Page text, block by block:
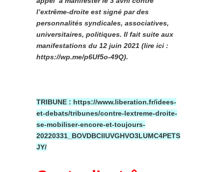
l’extrême-droite est signé par des
personnalités syndicales, associatives,
universitaires, politiques. Il fait suite aux
manifestations du 12 juin 2021 (lire ici :
https://wp.me/p6Uf5o-49Q).
TRIBUNE : https://www.liberation.fr/idees-
et-debats/tribunes/contre-lextreme-droite-
se-mobiliser-encore-et-toujours-
20220331_BOVDBCIIUVGHVO3LUMC4PETS
JY/